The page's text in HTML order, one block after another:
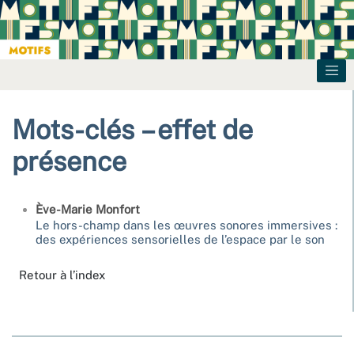
Mots-clés – effet de
présence
Ève-Marie Monfort
Le hors-champ dans les œuvres sonores immersives :
des expériences sensorielles de l’espace par le son
Retour à l’index